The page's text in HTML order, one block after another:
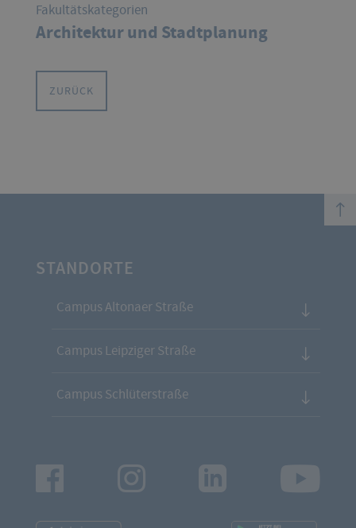
Fakultätskategorien
Architektur und Stadtplanung
ZURÜCK
top
STANDORTE
Campus Altonaer Straße
Campus Leipziger Straße
Campus Schlüterstraße
Instagram LinkedIn